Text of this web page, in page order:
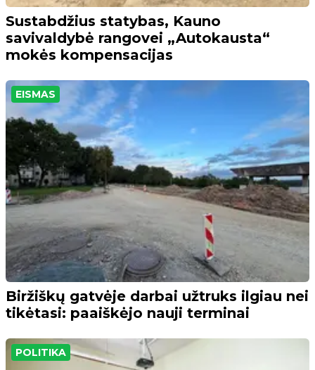
Sustabdžius statybas, Kauno
savivaldybė rangovei „Autokausta“
mokės kompensacijas
EISMAS
Biržiškų gatvėje darbai užtruks ilgiau nei
tikėtasi: paaiškėjo nauji terminai
POLITIKA